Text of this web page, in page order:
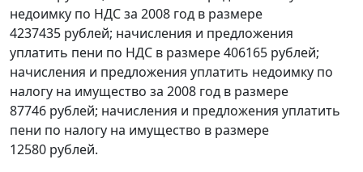
недоимку по НДС за 2008 год в размере
4237435 рублей; начисления и предложения
уплатить пени по НДС в размере 406165 рублей;
начисления и предложения уплатить недоимку по
налогу на имущество за 2008 год в размере
87746 рублей; начисления и предложения уплатить
пени по налогу на имущество в размере
12580 рублей.